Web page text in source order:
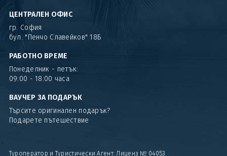
ЦЕНТРАЛЕН ОФИС
гр. София
бул. "Пенчо Славейков" 18Б
РАБОТНО ВРЕМЕ
Понеделник - петък:
09:00 - 18:00 часа
ВАУЧЕР ЗА ПОДАРЪК
Търсите оригинален подарък?
Подарете пътешествие
Туроператор и Туристически Агент: Лиценз № 04053